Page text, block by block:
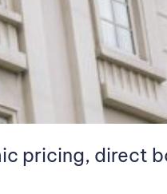
pricing, direct